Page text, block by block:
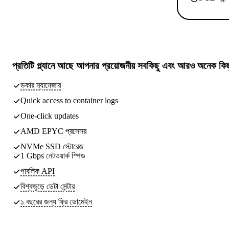
প্রতিটি প্ল্যানে আছেআপনার প্রয়োজনীয় সবকিছুএবং আরও অনেক
ডকার ম্যানেজার
Quick access to container logs
One-click updates
AMD EPYC প্রসেসর
NVMe SSD স্টোরেজ
1 Gbps নেটওয়ার্ক স্পিড
পাবলিক API
বিশ্বজুড়ে ডেটা সেন্টার
১ বছরের জন্য ফ্রি ডোমেইন